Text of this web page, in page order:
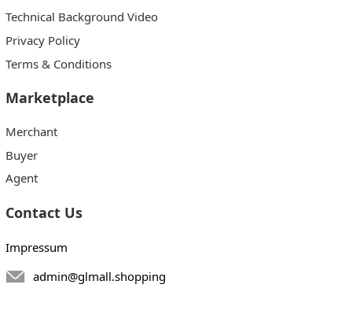
Technical Background Video
Privacy Policy
Terms & Conditions
Marketplace
Merchant
Buyer
Agent
Contact Us
Impressum
admin@glmall.shopping